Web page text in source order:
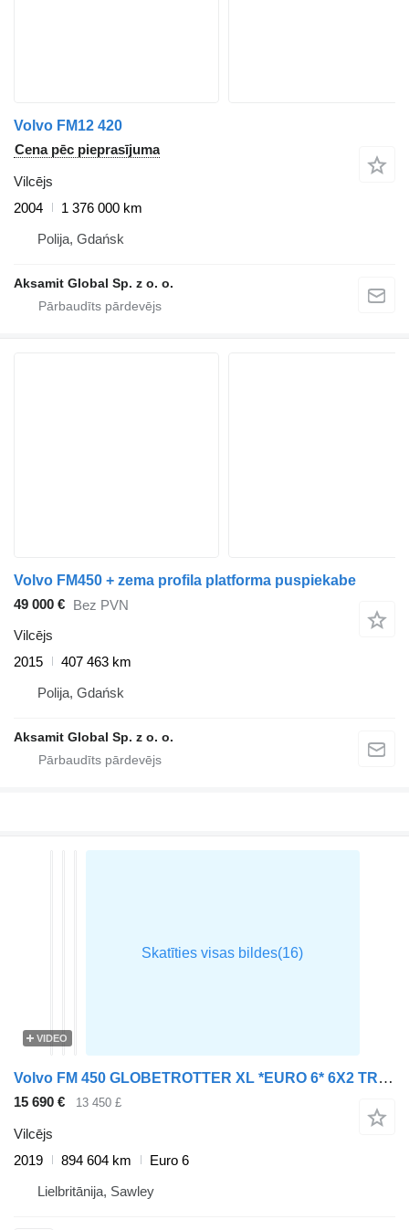
Volvo FM12 420
Cena pēc pieprasījuma
Vilcējs
2004
1 376 000 km
Polija, Gdańsk
Aksamit Global Sp. z o. o.
Volvo FM450 + zema profila platforma puspiekabe
49 000 € Bez PVN
Vilcējs
2015
407 463 km
Polija, Gdańsk
Aksamit Global Sp. z o. o.
VIDEO
Volvo FM 450 GLOBETROTTER XL *EURO 6* 6X2 TRACTOR UNIT – 2019 – YK69 M
15 690 € 13 450 £
Vilcējs
2019
894 604 km
Euro 6
Lielbritānija, Sawley